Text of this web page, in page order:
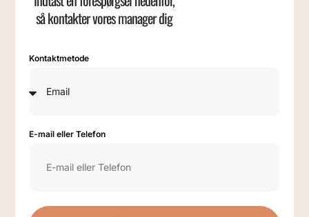
så kontakter vores manager dig
Kontaktmetode
E-mail eller Telefon